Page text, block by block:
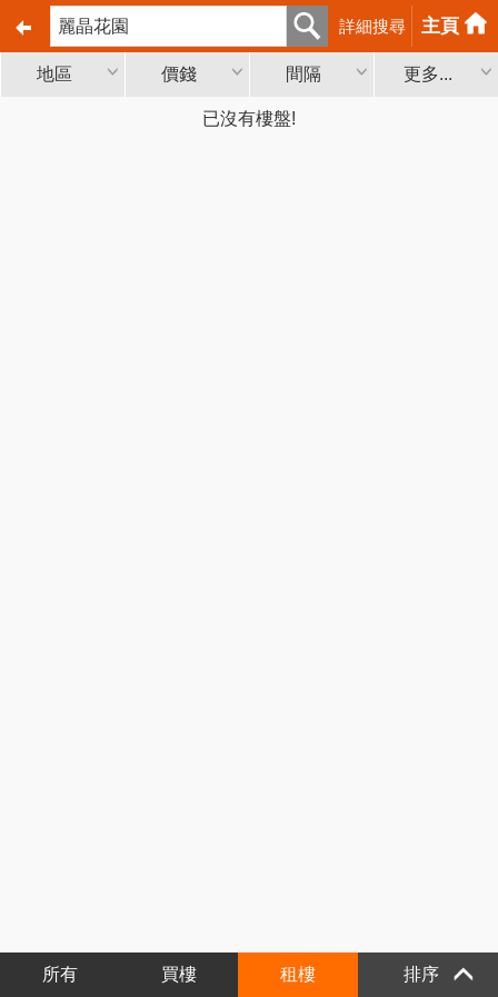
詳細搜尋 主頁
地區 價錢 間隔 更多...
已沒有樓盤!
所有 買樓 租樓 排序